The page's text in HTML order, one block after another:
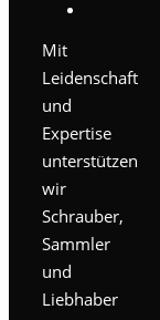
Mit
Leidenschaft
und
Expertise
unterstützen
wir
Schrauber,
Sammler
und
Liebhaber